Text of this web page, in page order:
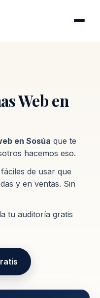
Web en
en Sosúa que te
hacemos eso.
de usar que
y en ventas. Sin
tu auditoría gratis